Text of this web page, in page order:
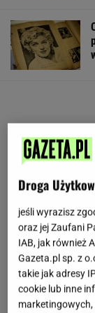
Droga
jeśli wyrazisz
oraz jej Zaufani
IAB, jak również
Gazeta.pl sp. z
takie jak adresy
cookie lub inne